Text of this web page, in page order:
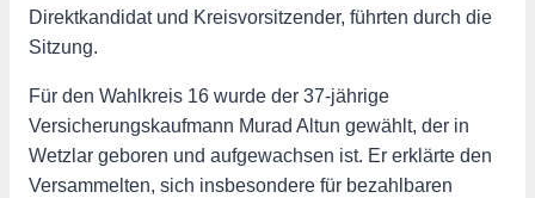
Direktkandidat und Kreisvorsitzender, führten durch die
Sitzung.
Für den Wahlkreis 16 wurde der 37-jährige
Versicherungskaufmann Murad Altun gewählt, der in
Wetzlar geboren und aufgewachsen ist. Er erklärte den
Versammelten, sich insbesondere für bezahlbaren